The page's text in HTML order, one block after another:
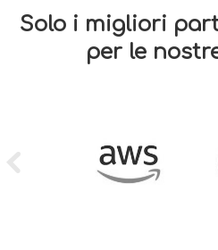
Solo i migliori
per le